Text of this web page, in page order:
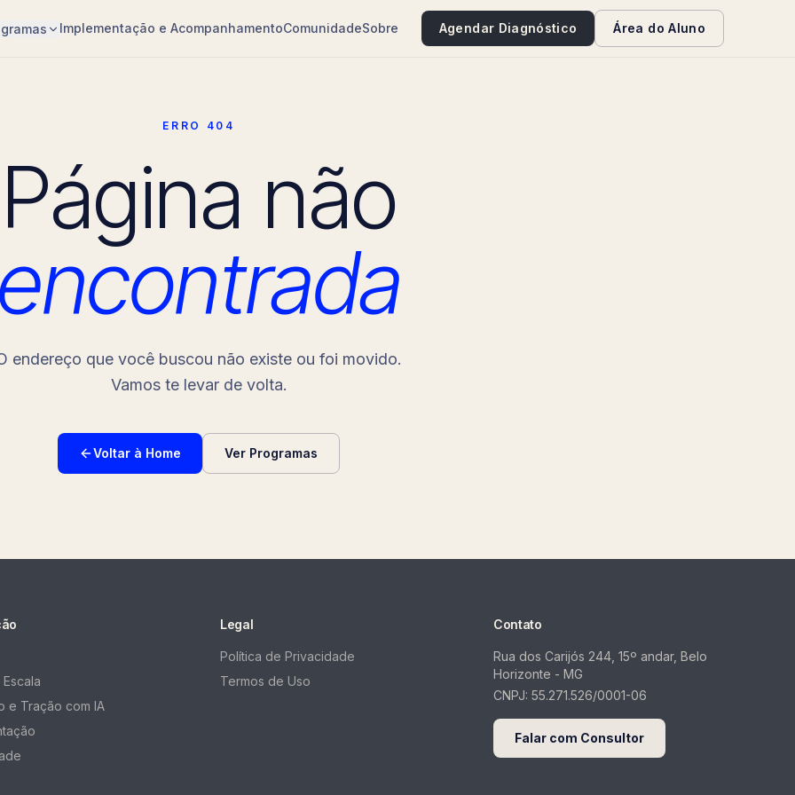
Implementação e AcompanhamentoComunidadeSobre Agendar Diagnóstico Área do Aluno
ERRO 404
Página não
endereço que você buscou não existe ou foi movido.
Vamos te levar de volta.
Voltar à Home Ver Programas
e Tração com IA
Legal
Política de Privacidade
Termos de Uso
Contato
Rua dos Carijós 244, 15º andar, Belo
Horizonte - MG
CNPJ: 55.271.526/0001-06
Falar com Consultor